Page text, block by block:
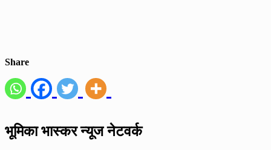
Share
भूमिका भास्कर न्यूज नेटवर्क